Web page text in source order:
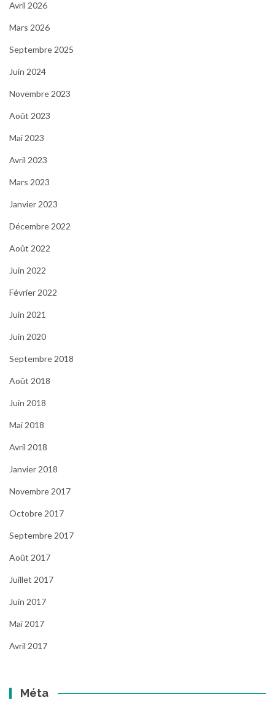
Avril 2026
Mars 2026
Septembre 2025
Juin 2024
Novembre 2023
Août 2023
Mai 2023
Avril 2023
Mars 2023
Janvier 2023
Décembre 2022
Août 2022
Juin 2022
Février 2022
Juin 2021
Juin 2020
Septembre 2018
Août 2018
Juin 2018
Mai 2018
Avril 2018
Janvier 2018
Novembre 2017
Octobre 2017
Septembre 2017
Août 2017
Juillet 2017
Juin 2017
Mai 2017
Avril 2017
Méta